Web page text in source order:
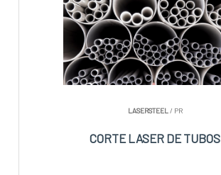
LASERSTEEL/ PR
CORTE LASER DE TUBOS